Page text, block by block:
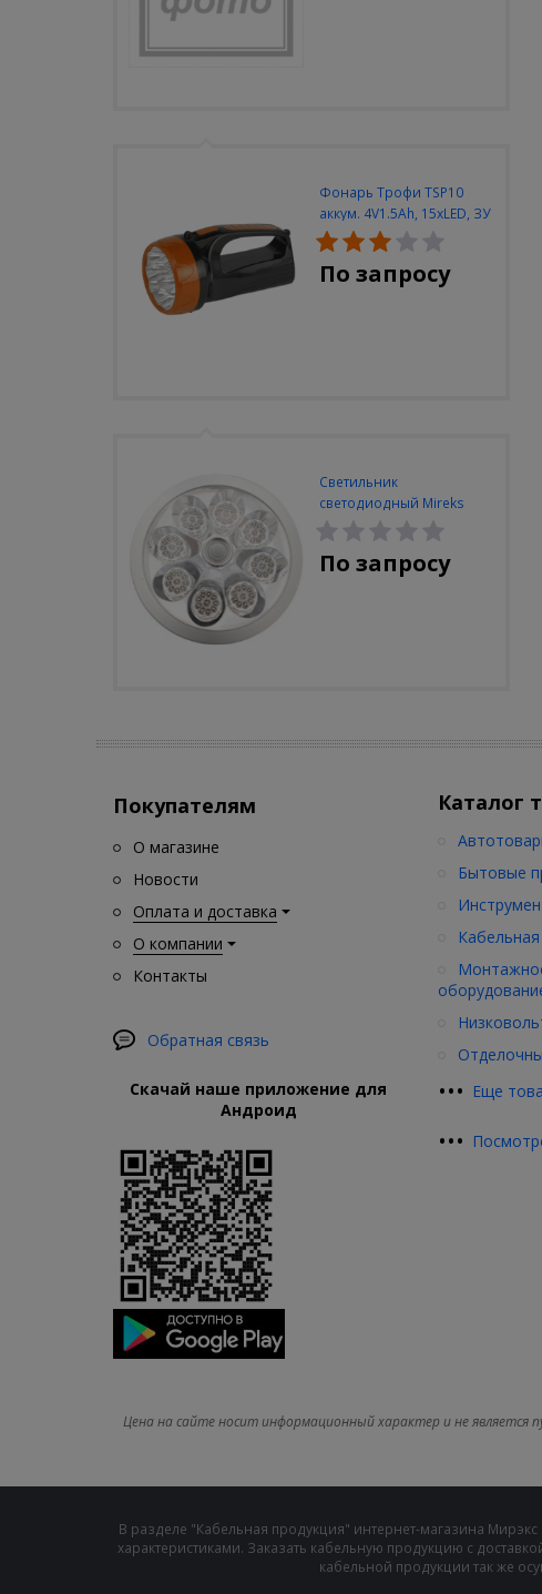
Фонарь Трофи TSP10
аккум. 4V1.5Ah, 15xLED, ЗУ
вилка 220V
По запросу
Светильник
светодиодный Mireks
С-310-80-S (5W/4000-
5000K/500lm/датчик
движения)
По запросу
Покупателям
О магазине
Новости
Оплата и доставка
О компании
Контакты
Обратная связь
Скачай наше приложение для
Андроид
Каталог
••• Еще
Бытовые
•••
Цена на сайте носит информационный характер и не является
В разделе "Кабельная продукция" интернет-магазина
характеристиками. Заказать кабельную продукцию с
кабельной продукции так же